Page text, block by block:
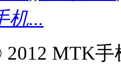
机...
2012 MTK